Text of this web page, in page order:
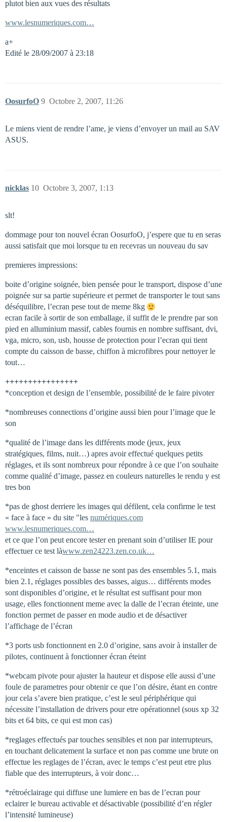
plutot bien aux vues des résultats
www.lesnumeriques.com…
a+
Edité le 28/09/2007 à 23:18
OosurfoO Octobre 2, 2007, 11:26
9
Le miens vient de rendre l’ame, je viens d’envoyer un mail au SAV
ASUS.
nicklas Octobre 3, 2007, 1:13
10
slt!
dommage pour ton nouvel écran OosurfoO, j’espere que tu en seras
aussi satisfait que moi lorsque tu en recevras un nouveau du sav
premieres impressions:
boite d’origine soignée, bien pensée pour le transport, dispose d’une
poignée sur sa partie supérieure et permet de transporter le tout sans
déséquilibre, l’ecran pese tout de meme 8kg
ecran facile à sortir de son emballage, il suffit de le prendre par son
pied en alluminium massif, cables fournis en nombre suffisant, dvi,
vga, micro, son, usb, housse de protection pour l’ecran qui tient
compte du caisson de basse, chiffon à microfibres pour nettoyer le
tout…
++++++++++++++++
*conception et design de l’ensemble, possibilité de le faire pivoter
*nombreuses connections d’origine aussi bien pour l’image que le
son
*qualité de l’image dans les différents mode (jeux, jeux
stratégiques, films, nuit…) apres avoir effectué quelques petits
réglages, et ils sont nombreux pour répondre à ce que l’on souhaite
comme qualité d’image, passez en couleurs naturelles le rendu y est
tres bon
*pas de ghost derriere les images qui défilent, cela confirme le test
« face à face » du site "les numériques.com
www.lesnumeriques.com…
et ce que l’on peut encore tester en prenant soin d’utiliser IE pour
effectuer ce test làwww.zen24223.zen.co.uk…
*enceintes et caisson de basse ne sont pas des ensembles 5.1, mais
bien 2.1, réglages possibles des basses, aigus… différents modes
sont disponibles d’origine, et le résultat est suffisant pour mon
usage, elles fonctionnent meme avec la dalle de l’ecran éteinte, une
fonction permet de passer en mode audio et de désactiver
l’affichage de l’écran
*3 ports usb fonctionnent en 2.0 d’origine, sans avoir à installer de
pilotes, continuent à fonctionner écran éteint
*webcam pivote pour ajuster la hauteur et dispose elle aussi d’une
foule de parametres pour obtenir ce que l’on désire, étant en contre
jour cela s’avere bien pratique, c’est le seul périphérique qui
nécessite l’installation de drivers pour etre opérationnel (sous xp 32
bits et 64 bits, ce qui est mon cas)
*reglages effectués par touches sensibles et non par interrupteurs,
en touchant delicatement la surface et non pas comme une brute on
effectue les reglages de l’écran, avec le temps c’est peut etre plus
fiable que des interrupteurs, à voir donc…
*rétroéclairage qui diffuse une lumiere en bas de l’ecran pour
eclairer le bureau activable et désactivable (possibilité d’en régler
l’intensité lumineuse)